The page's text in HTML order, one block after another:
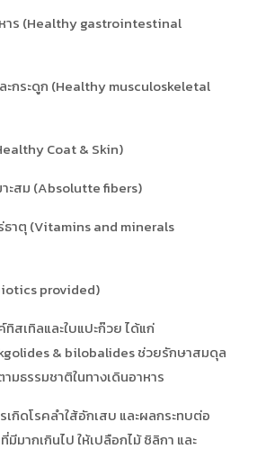
าร (Healthy gastrointestinal
ะกระดูก (Healthy musculoskeletal
Coat & Skin)
าะสม (Absolutte fibers)
าตุ (Vitamins and minerals
provided)
สเทิลและใบแปะก๊วย ได้แก่
& bilobalides ช่วยรักษาสมดุล
มธรรมชาติในทางเดินอาหาร
เกิดโรคลำใส้อักเสบ และผลกระทบต่อ
มีมากเกินไป ให้เปลือกไม้ ซิลิกา และ